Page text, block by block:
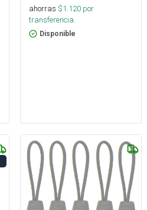
ahorras $1.120 por
transferencia.
Disponible